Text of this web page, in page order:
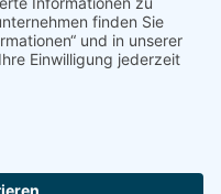
Zur Anzeige muss